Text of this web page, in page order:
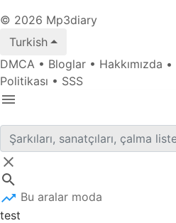
© 2026 Mp3diary
Turkish
DMCA • Bloglar • Hakkımızda •
Politikası • SSS
Bu aralar moda
test